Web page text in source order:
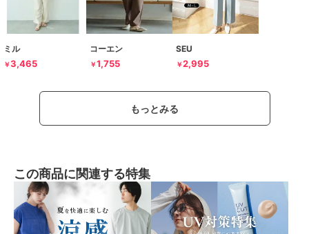
ミル
￥3,465
コーエン
￥1,755
SEU
￥2,995
もっとみる
この商品に関連する特集